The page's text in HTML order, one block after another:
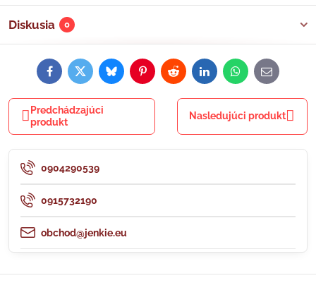
Diskusia 0
FacebookTwitterBlueskyPinterestRedditLinkedInWhatsApp
E-
mail
Predchádzajúci
produkt
Nasledujúci produkt
0904290539
0915732190
obchod@jenkie.eu